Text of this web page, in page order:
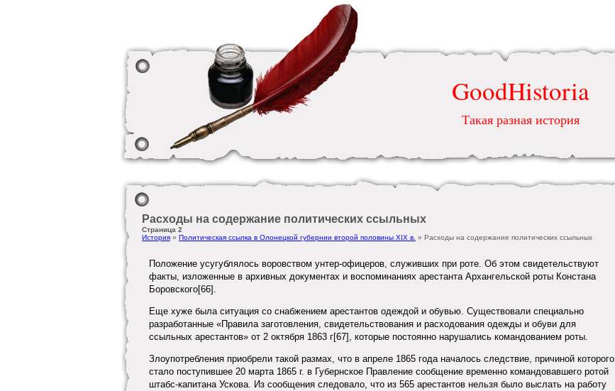
GoodHistoria
Такая разная история
Расходы на содержание политических ссыльных
Страница 2
История » Политическая ссылка в Олонецкой губернии второй половины ХІХ в. » Расходы на содержание политических ссыльных
Положение усугублялось воровством унтер-офицеров, служивших при роте. Об этом свидетельствуют
факты, изложенные в архивных документах и воспоминаниях арестанта Архангельской роты Констана
Боровского[66].
Еще хуже была ситуация со снабжением арестантов одеждой и обувью. Существовали специально
разработанные «Правила заготовления, свидетельствования и расходования одежды и обуви для
ссыльных арестантов» от 2 октября 1863 г[67], которые постоянно нарушались командованием роты.
Злоупотребления приобрели такой размах, что в апреле 1865 года началось следствие, причиной которого
стало поступившее 20 марта 1865 г. в Губернское Правление сообщение временно командовавшего ротой
штабс-капитана Ускова. Из сообщения следовало, что из 565 арестантов нельзя было выслать на работу